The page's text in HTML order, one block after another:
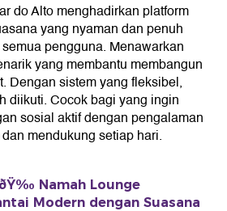
do Alto menghadirkan platform
yang nyaman dan penuh
pengguna. Menawarkan
yang membantu membangun
Dengan sistem yang fleksibel,
diikuti. Cocok bagi yang ingin
sosial aktif dengan pengalaman
mendukung setiap hari.
Namah Lounge
Modern dengan Suasana